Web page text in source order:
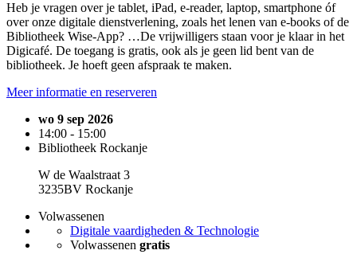
Heb je vragen over je tablet, iPad, e-reader, laptop, smartphone óf
over onze digitale dienstverlening, zoals het lenen van e-books of de
Bibliotheek Wise-App? …De vrijwilligers staan voor je klaar in het
Digicafé. De toegang is gratis, ook als je geen lid bent van de
bibliotheek. Je hoeft geen afspraak te maken.
Meer informatie en reserveren
wo 9 sep 2026
14:00 - 15:00
Bibliotheek Rockanje
W de Waalstraat 3
3235BV Rockanje
Volwassenen
Digitale vaardigheden & Technologie
Volwassenen gratis